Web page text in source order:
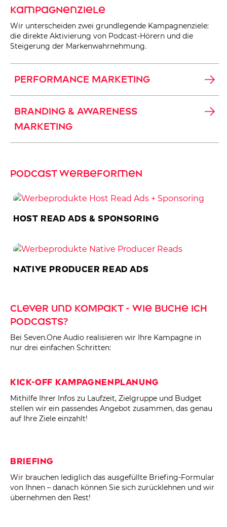
Kampagnenziele
Wir unterscheiden zwei grundlegende Kampagnenziele:
die direkte Aktivierung von Podcast-Hörern und die
Steigerung der Markenwahrnehmung.
PERFORMANCE MARKETING
BRANDING & AWARENESS
MARKETING
Podcast Werbeformen
Host Read Ads & Sponsoring
Native Producer Read Ads
Clever und kompakt - Wie buche ich
Podcasts?
Bei Seven.One Audio realisieren wir Ihre Kampagne in
nur drei einfachen Schritten:
Kick-Off Kampagnenplanung
Mithilfe Ihrer Infos zu Laufzeit, Zielgruppe und Budget
stellen wir ein passendes Angebot zusammen, das genau
auf Ihre Ziele einzahlt!
Briefing
Wir brauchen lediglich das ausgefüllte Briefing-Formular
von Ihnen – danach können Sie sich zurücklehnen und wir
übernehmen den Rest!